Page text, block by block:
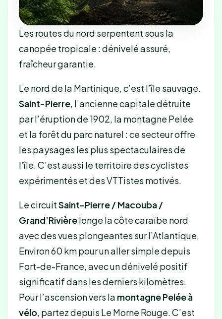
Les routes du nord serpentent sous la
canopée tropicale : dénivelé assuré,
fraîcheur garantie.
Le nord de la Martinique, c’est l’île sauvage.
Saint-Pierre, l’ancienne capitale détruite
par l’éruption de 1902, la montagne Pelée
et la forêt du parc naturel : ce secteur offre
les paysages les plus spectaculaires de
l’île. C’est aussi le territoire des cyclistes
expérimentés et des VTTistes motivés.
Le circuitSaint-Pierre / Macouba /
Grand’Rivièrelonge la côte caraïbe nord
avec des vues plongeantes sur l’Atlantique.
Environ 60 km pour un aller simple depuis
Fort-de-France, avec un dénivelé positif
significatif dans les derniers kilomètres.
Pour l’ascension vers la montagne Pelée à
vélo, partez depuis Le Morne Rouge. C’est